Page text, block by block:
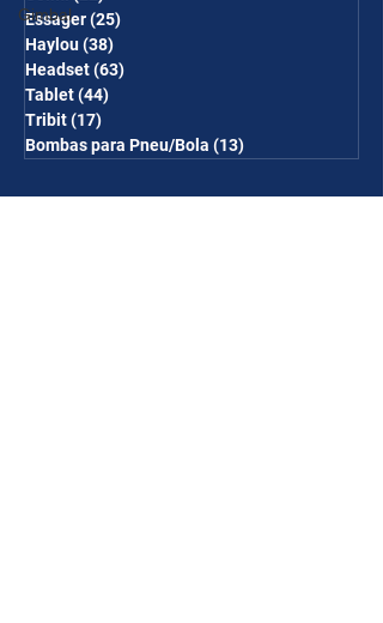
Gimbal
Essager(25)
Haylou(38)
Headset(63)
Tablet(44)
Tribit(17)
Bombas para Pneu/Bola (13)